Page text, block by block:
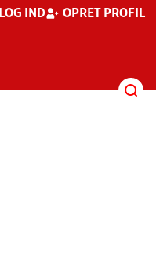
LOG IND OPRET PROFIL